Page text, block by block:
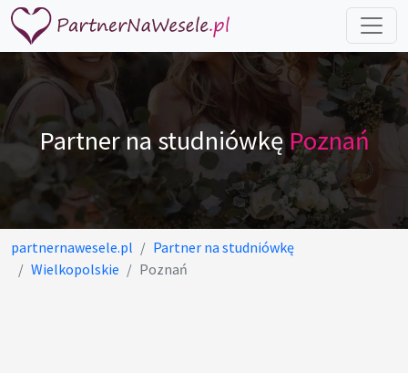
Partner na studniówkęPoznań
partnernawesele.pl
Partner na studniówkę
Wielkopolskie
Poznań